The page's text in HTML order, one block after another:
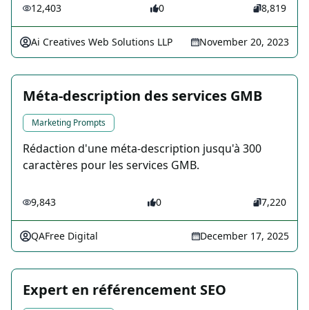
12,403 0 8,819
Ai Creatives Web Solutions LLP November 20, 2023
Méta-description des services GMB
Marketing Prompts
Rédaction d'une méta-description jusqu'à 300
caractères pour les services GMB.
9,843 0 7,220
QAFree Digital December 17, 2025
Expert en référencement SEO